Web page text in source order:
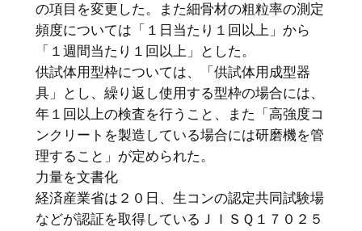
の項目を変更した。また細骨材の粗粒率の測定
頻度については「１日当たり１回以上」から
「１週間当たり１回以上」とした。
供試体用型枠については、「供試体用成型器
具」とし、繰り返し使用する型枠の場合には、
年１回以上の検査を行うこと、また「高強度コ
ンクリートを製造している場合には研磨機を管
理すること」が定められた。
力量を文書化
経済産業省は２０日、生コンの認定共同試験場
などが認証を取得しているＪＩＳＱ１７０２５